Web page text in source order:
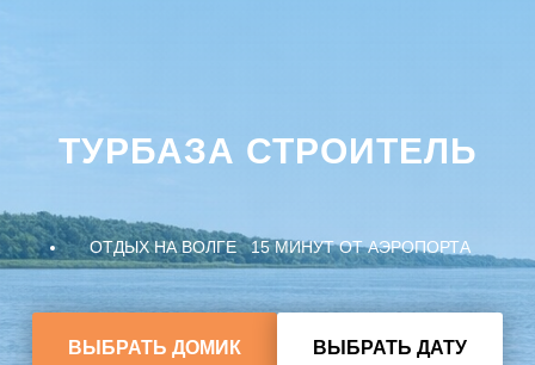
ТУРБАЗА СТРОИТЕЛЬ
ОТДЫХ НА ВОЛГЕ 15 МИНУТ ОТ АЭРОПОРТА
ВЫБРАТЬ ДОМИК ВЫБРАТЬ ДАТУ